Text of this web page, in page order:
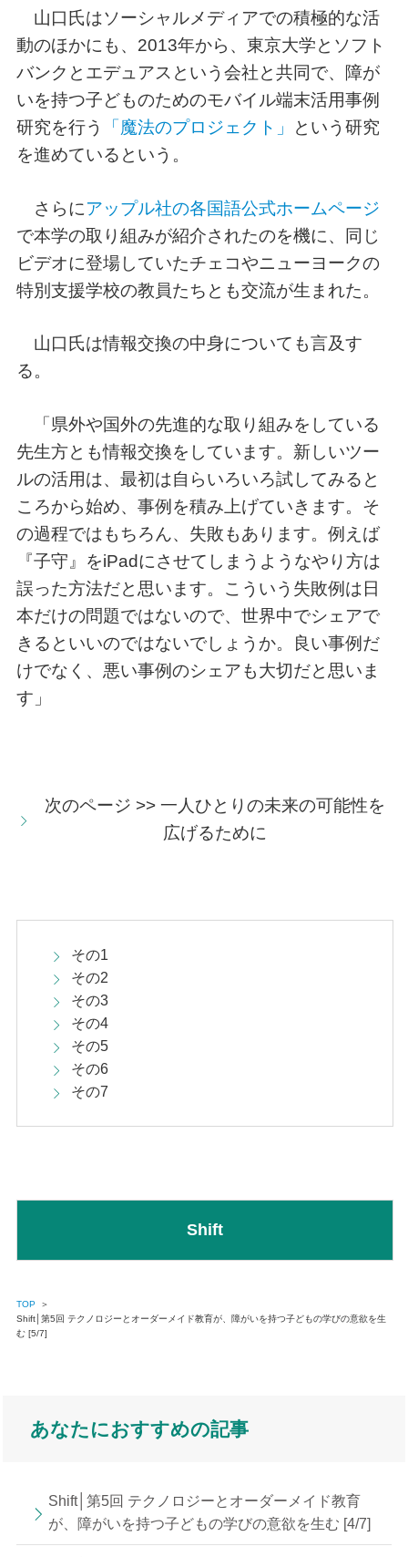
山口氏はソーシャルメディアでの積極的な活
動のほかにも、2013年から、東京大学とソフト
バンクとエデュアスという会社と共同で、障が
いを持つ子どものためのモバイル端末活用事例
研究を行う
「魔法のプロジェクト」
という研究
を進めているという。
さらにアップル社の各国語公式ホームページ
で本学の取り組みが紹介されたのを機に、同じ
ビデオに登場していたチェコやニューヨークの
特別支援学校の教員たちとも交流が生まれた。
山口氏は情報交換の中身についても言及す
る。
「県外や国外の先進的な取り組みをしている
先生方とも情報交換をしています。新しいツー
ルの活用は、最初は自らいろいろ試してみると
ころから始め、事例を積み上げていきます。そ
の過程ではもちろん、失敗もあります。例えば
『子守』をiPadにさせてしまうようなやり方は
誤った方法だと思います。こういう失敗例は日
本だけの問題ではないので、世界中でシェアで
きるといいのではないでしょうか。良い事例だ
けでなく、悪い事例のシェアも大切だと思いま
す」
次のページ >> 一人ひとりの未来の可能性を
広げるために
その1
その2
その3
その4
その5
その6
その7
Shift
TOP
＞
Shift│第5回 テクノロジーとオーダーメイド教育が、障がいを持つ子どもの学びの意欲を生
む [5/7]
あなたにおすすめの記事
Shift│第5回 テクノロジーとオーダーメイド教育
が、障がいを持つ子どもの学びの意欲を生む [4/7]